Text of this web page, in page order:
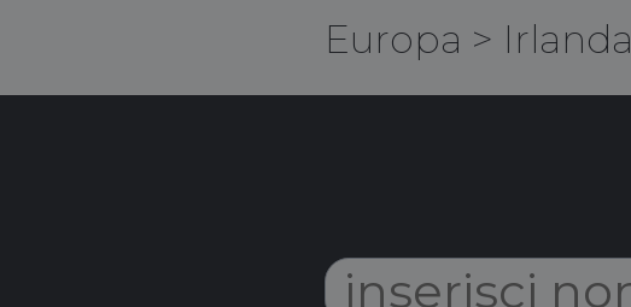
Europa > Irlanda